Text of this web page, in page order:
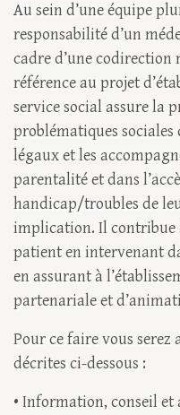
Au sein d’une équipe
responsabilité d’un
cadre d’une
référence au projet
service social assure la
problématiques
légaux et les
parentalité et dans
handicap/troubles de
implication. Il contribue
patient en intervenant
en assurant à
partenariale et
Pour ce faire vous serez
décrites ci-dessous :
• Information, conseil